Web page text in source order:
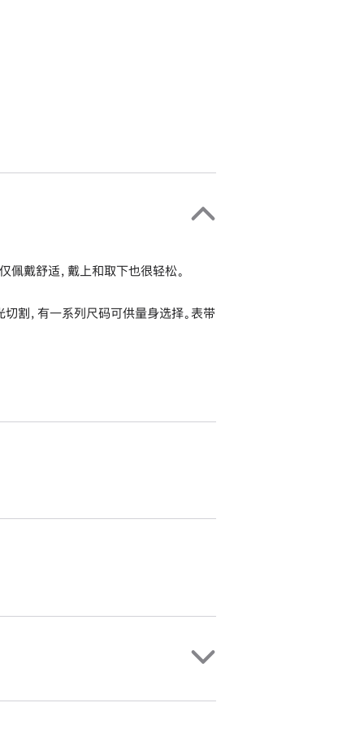
戴舒适，戴上和取下也很轻松。
割，有一系列尺码可供量身选择。表带